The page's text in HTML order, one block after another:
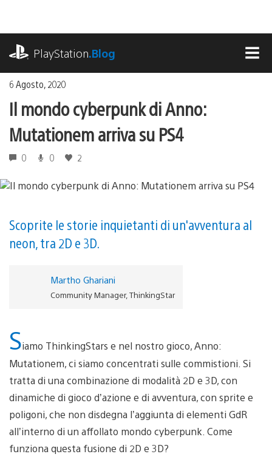
contenuto
PlayStation.Blog
6 Agosto, 2020
Il mondo cyberpunk di Anno:
Mutationem arriva su PS4
0 0 2
Scoprite le storie inquietanti di un'avventura al
neon, tra 2D e 3D.
Martho Ghariani
Community Manager, ThinkingStar
Siamo ThinkingStars e nel nostro gioco, Anno:
Mutationem, ci siamo concentrati sulle commistioni. Si
tratta di una combinazione di modalità 2D e 3D, con
dinamiche di gioco d’azione e di avventura, con sprite e
poligoni, che non disdegna l’aggiunta di elementi GdR
all’interno di un affollato mondo cyberpunk. Come
funziona questa fusione di 2D e 3D?